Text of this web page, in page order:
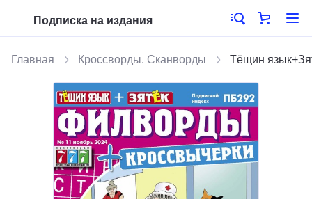
Подписка на издания
Главная Кроссворды. Сканворды Тёщин